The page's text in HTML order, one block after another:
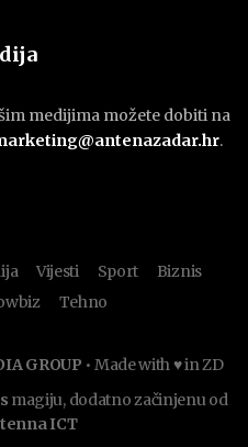
medijima možete dobiti na
.
Vijesti Sport
Biznis
Tehno
GROUP • Made with ♥ in ZD
magiju, dodatno začinjenu od
ICT